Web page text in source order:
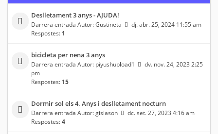
Deslletament 3 anys - AJUDA!
Darrera entrada Autor:Gustineta
dj. abr. 25, 2024 11:55 am
Respostes: 1
bicicleta per nena 3 anys
Darrera entrada Autor: piyushupload1
dv. nov. 24, 2023 2:25
pm
Respostes: 15
Dormir sol els 4. Anys i deslletament nocturn
Darrera entrada Autor:gislason
dc. set. 27, 2023 4:16 am
Respostes:4